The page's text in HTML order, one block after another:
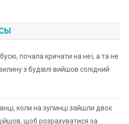
почала кричати на неї, а та не
з будівлі вийшов солідний
коли на зупинці зайшли двоє
щоб розрахуватися за